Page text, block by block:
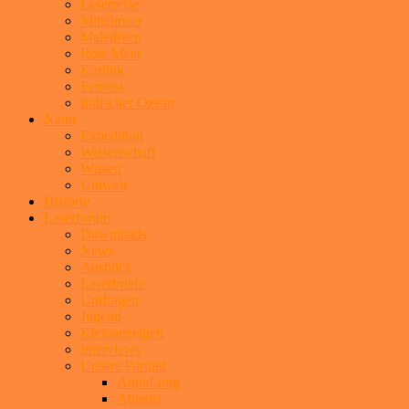
Leserreise
Mittelmeer
Malediven
Rote Meer
Karibik
Fernost
Indischer Ozean
Natur
Expedition
Wissenschaft
Wissen
Umwelt
Historie
Leserforum
Downloads
News
Ausblick
Leserbriefe
Umfragen
Jugend
Kleinanzeigen
Interviews
Unsere Partner
AquaLung
Atlantis